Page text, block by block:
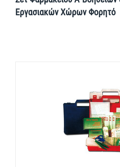
Εργασιακών Χώρων Φορητό